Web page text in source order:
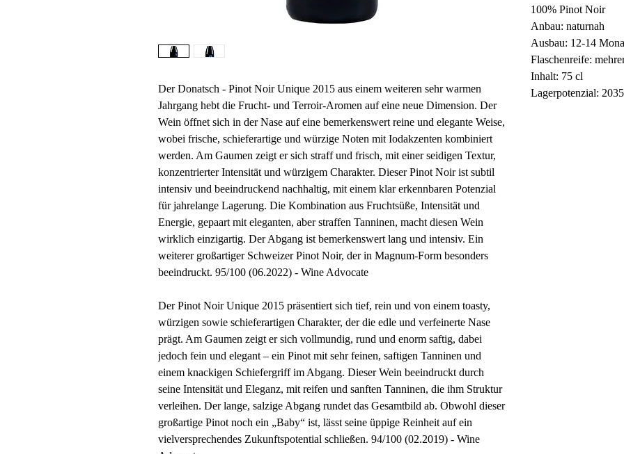
Der Donatsch - Pinot Noir Unique 2015 aus einem weiteren sehr warmen
Jahrgang hebt die Frucht- und Terroir-Aromen auf eine neue Dimension. Der
Wein öffnet sich in der Nase auf eine bemerkenswert reine und elegante Weise,
wobei frische, schieferartige und würzige Noten mit Iodakzenten kombiniert
werden. Am Gaumen zeigt er sich straff und frisch, mit einer seidigen Textur,
konzentrierter Intensität und würzigem Charakter. Dieser Pinot Noir ist subtil
intensiv und beeindruckend nachhaltig, mit einem klar erkennbaren Potenzial
für jahrelange Lagerung. Die Kombination aus Fruchtsüße, Intensität und
Energie, gepaart mit eleganten, aber straffen Tanninen, macht diesen Wein
wirklich einzigartig. Der Abgang ist bemerkenswert lang und intensiv. Ein
weiterer großartiger Schweizer Pinot Noir, der in Magnum-Form besonders
beeindruckt. 95/100 (06.2022) - Wine Advocate
Der Pinot Noir Unique 2015 präsentiert sich tief, rein und von einem toasty,
würzigen sowie schieferartigen Charakter, der die edle und verfeinerte Nase
prägt. Am Gaumen zeigt er sich vollmundig, rund und enorm saftig, dabei
jedoch fein und elegant – ein Pinot mit sehr feinen, saftigen Tanninen und
einem knackigen Schiefergriff im Abgang. Dieser Wein beeindruckt durch
seine Intensität und Eleganz, mit reifen und sanften Tanninen, die ihm Struktur
verleihen. Der lange, salzige Abgang rundet das Gesamtbild ab. Obwohl dieser
großartige Pinot noch ein „Baby“ ist, lässt seine üppige Reinheit auf ein
vielversprechendes Zukunftspotential schließen. 94/100 (02.2019) - Wine
100% Pinot Noir
Anbau: naturnah
Ausbau: 12-14
Flaschenreife:
Inhalt: 75 cl
Lagerpotenzial: